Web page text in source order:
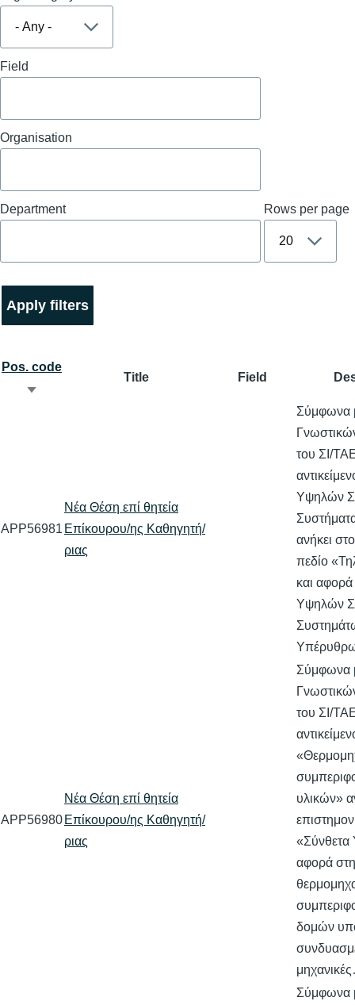
Field
Organisation
Department Rows per page
Pos. code
Sort
Title Field
APP56981
Νέα Θέση επί θητεία
Επίκουρου/ης Καθηγητή/
ριας
Σύμφωνα
του ΣΙ/
Υψηλών
ανήκει
πεδίο
και
Υψηλών
APP56980
Νέα Θέση επί θητεία
Επίκουρου/ης Καθηγητή/
ριας
Σύμφωνα
του ΣΙ/
υλικών»
«Σύνθετα
αφορά στη
δομών
Σύμφωνα